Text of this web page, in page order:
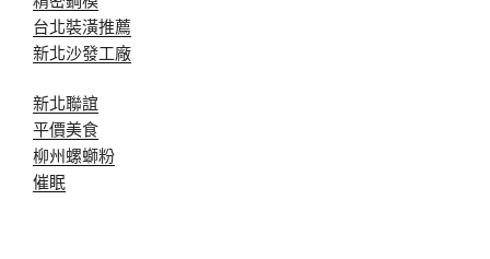
台北裝潢推薦
新北沙發工廠
新北聯誼
平價美食
柳州螺螄粉
催眠